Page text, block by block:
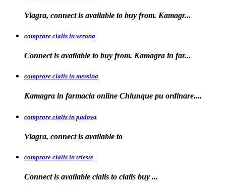
Viagra, connect is available to buy from. Kamagr...
comprare cialis in verona
Connect is available to buy from. Kamagra in far...
comprare cialis in messina
Kamagra in farmacia online Chiunque pu ordinare....
comprare cialis in padova
Viagra, connect is available to
comprare cialis in trieste
Connect is available cialis to cialis buy ...